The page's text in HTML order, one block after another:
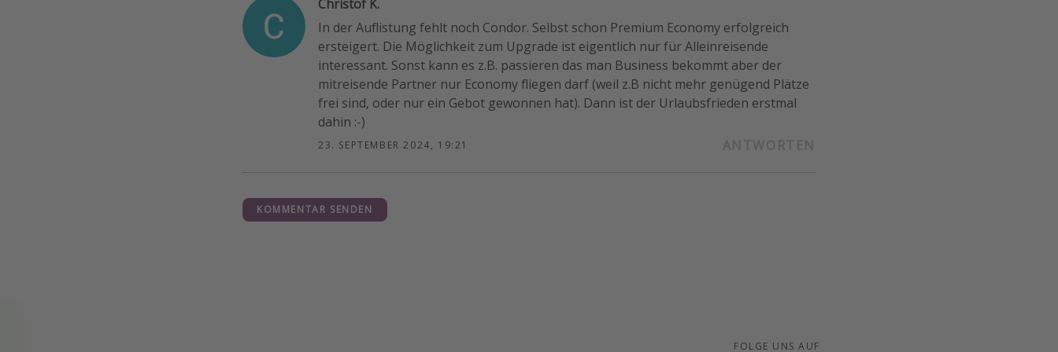
Christof K.
In der Auflistung fehlt noch Condor. Selbst schon Premium Economy erfolgreich
ersteigert. Die Möglichkeit zum Upgrade ist eigentlich nur für Alleinreisende
interessant. Sonst kann es z.B. passieren das man Business bekommt aber der
mitreisende Partner nur Economy fliegen darf (weil z.B nicht mehr genügend Plätze
frei sind, oder nur ein Gebot gewonnen hat). Dann ist der Urlaubsfrieden erstmal
dahin :-)
23. SEPTEMBER 2024, 19:21
KOMMENTAR SENDEN
FOLGE UNS AUF